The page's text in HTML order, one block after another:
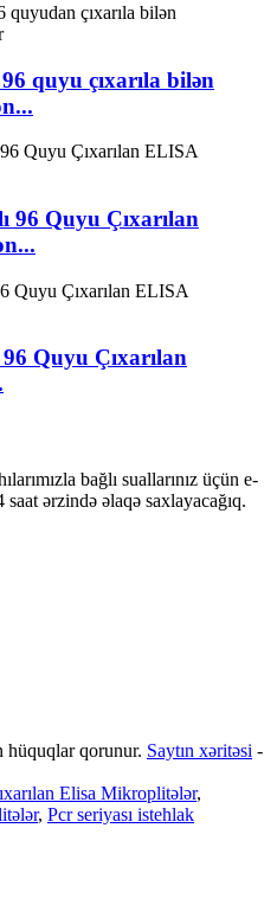
quyu çıxarıla bilən
96 Quyu Çıxarılan
Quyu Çıxarılan
bağlı suallarınız üçün e-
ərzində əlaqə saxlayacağıq.
qorunur. Saytın xəritəsi -
Elisa Mikroplitələr,
, Pcr seriyası istehlak